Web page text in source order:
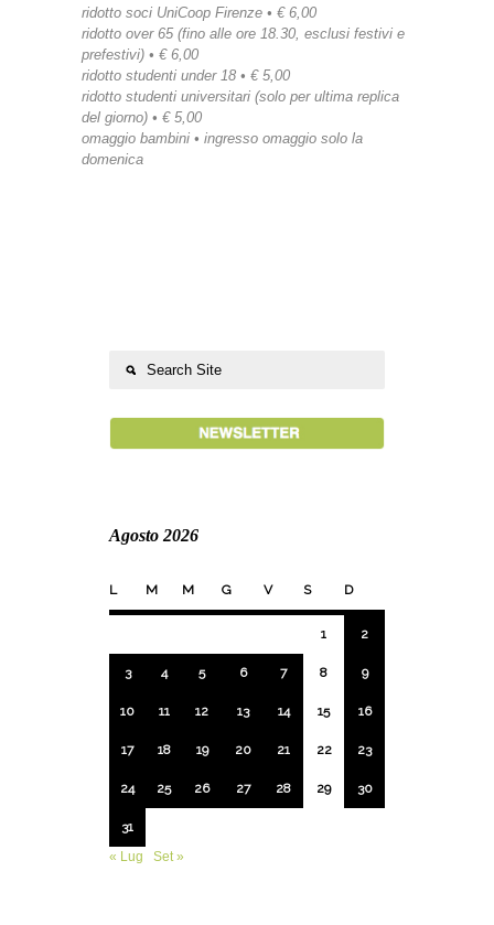
ridotto soci UniCoop Firenze • € 6,00
ridotto over 65 (fino alle ore 18.30, esclusi festivi e
prefestivi) • € 6,00
ridotto studenti under 18 • € 5,00
ridotto studenti universitari (solo per ultima replica
del giorno) • € 5,00
omaggio bambini • ingresso omaggio solo la
domenica
Agosto 2026
L M M G V S D
1 2
3 4 5 6 7 8 9
10 11 12 13 14 15 16
17 18 19 20 21 22 23
24 25 26 27 28 29 30
31
« Lug
Set »